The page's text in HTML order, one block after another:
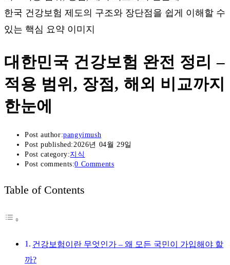
한국 건강보험 제도의 구조와 장단점을 쉽게 이해할 수
있는 핵심 요약 이미지
대한민국 건강보험 완전 정리 –
적용 범위, 장점, 해외 비교까지
한눈에
Post author:pangyimush
Post published:2026년 04월 29일
Post category:지식
Post comments:0 Comments
Table of Contents
건강보험이란 무엇인가 – 왜 모든 국민이 가입해야 할
까?